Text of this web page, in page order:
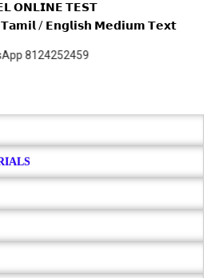
𝗢𝗡𝗟𝗜𝗡𝗘 𝗧𝗘𝗦𝗧
𝗧𝗮𝗺𝗶𝗹 / 𝗘𝗻𝗴𝗹𝗶𝘀𝗵 𝗠𝗲𝗱𝗶𝘂𝗺 𝗧𝗲𝘅𝘁